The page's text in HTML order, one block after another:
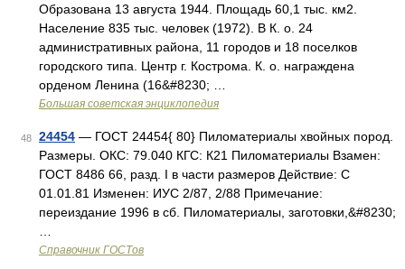
Образована 13 августа 1944. Площадь 60,1 тыс. км2.
Население 835 тыс. человек (1972). В К. о. 24
административных района, 11 городов и 18 поселков
городского типа. Центр г. Кострома. К. о. награждена
орденом Ленина (16&#8230; …
Большая советская энциклопедия
48 24454 — ГОСТ 24454{ 80} Пиломатериалы хвойных пород.
Размеры. ОКС: 79.040 КГС: К21 Пиломатериалы Взамен:
ГОСТ 8486 66, разд. I в части размеров Действие: С
01.01.81 Изменен: ИУС 2/87, 2/88 Примечание:
переиздание 1996 в сб. Пиломатериалы, заготовки,&#8230;
Справочник ГОСТов